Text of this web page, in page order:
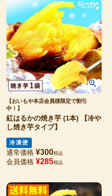
【おいもや本店会員様限定で割引
中！】
紅はるかの焼き芋 (1本) 【冷や
し焼き芋タイプ】
冷凍便
通常価格 ¥300税込
会員価格 ¥285税込